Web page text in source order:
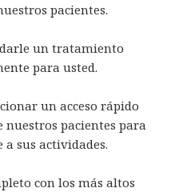
pacientes.
un tratamiento
para usted.
un acceso rápido
nuestros pacientes para
sus actividades.
con los más altos